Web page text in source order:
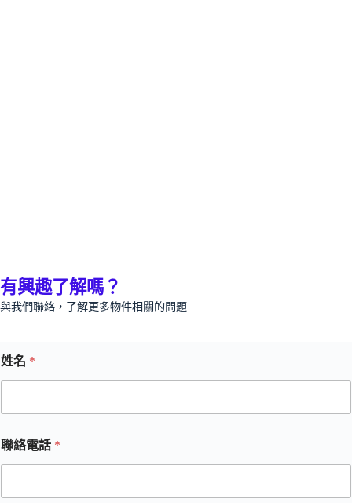
有興趣了解嗎？
與我們聯絡，了解更多物件相關的問題
姓名 *
聯絡電話 *